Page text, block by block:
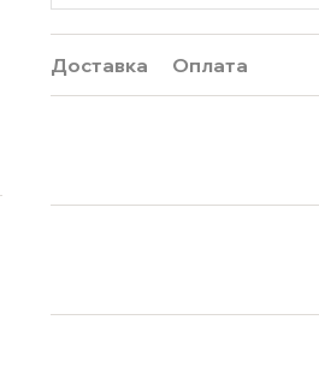
Доставка Оплата